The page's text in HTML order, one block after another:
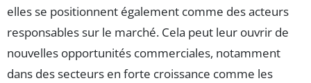
elles se positionnent également comme des acteurs
responsables sur le marché. Cela peut leur ouvrir de
nouvelles opportunités commerciales, notamment
dans des secteurs en forte croissance comme les